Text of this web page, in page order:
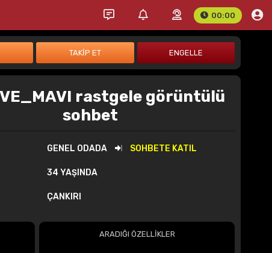
00:00
rastgele görüntülü
sohbet
GENEL ODADA SOHBETE KATIL
34 YAŞINDA
ÇANKIRI
ARADIĞI ÖZELLİKLER